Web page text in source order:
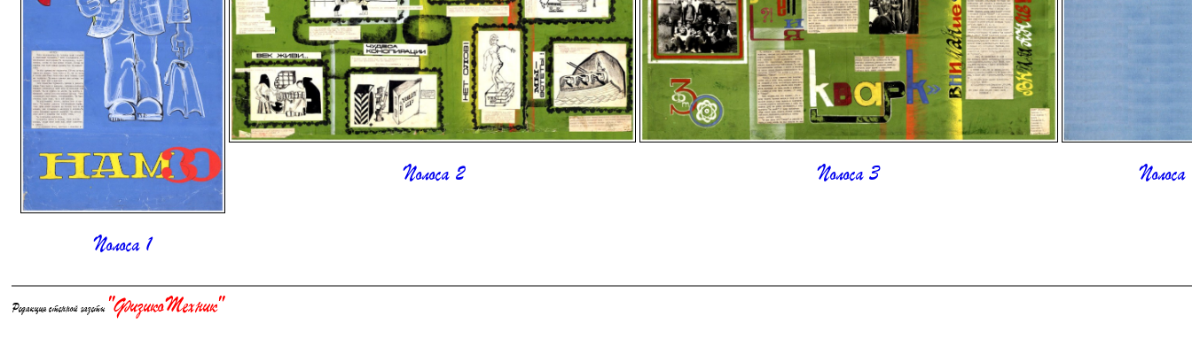
Полоса 1
Полоса 2 Полоса 3
Редакция стенной газеты "ФизикоТехник"